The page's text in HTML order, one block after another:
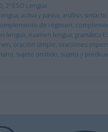
, 2º ESO Lengua
, activa y pasiva, análisis
de régimen,
lengua, examen lengua, gramática
, oración simple, oraciones
, sujeto omitido, sujeto y